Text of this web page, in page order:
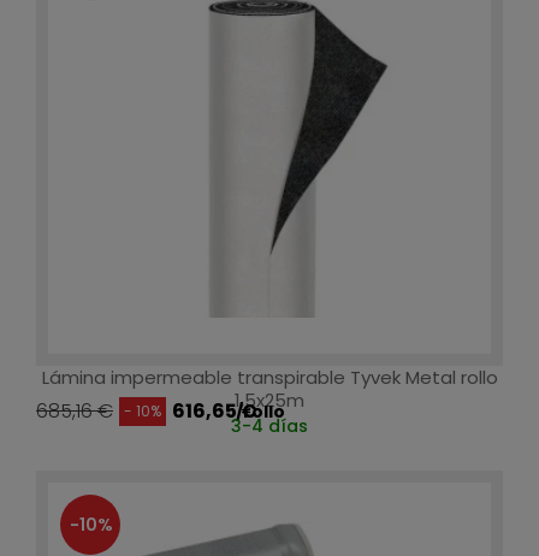
Lámina impermeable transpirable Tyvek Metal rollo
1,5x25m
685,16 € - 10% 616,65 €/rollo
3-4 días
-10%